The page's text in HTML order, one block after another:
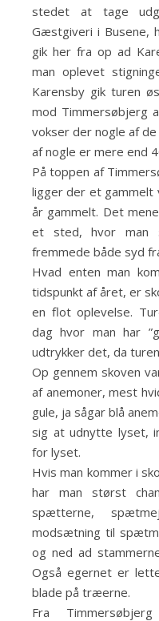
stedet at tage
Gæstgiveri i Busene,
gik her fra op ad
man oplevet
Karensby gik turen
mod Timmersøbjerg
vokser der nogle af
af nogle er mere end
På toppen af
ligger der et gammelt
år gammelt. Det
et sted, hvor man
fremmede både syd
Hvad enten man
tidspunkt af året, er
en flot oplevelse.
dag hvor man har
udtrykker det, da
Op gennem skoven
af anemoner, mest
gule, ja sågar blå
sig at udnytte lyset,
for lyset.
Hvis man kommer i
har man størst
spætterne,
modsætning til
og ned ad
Også egernet er
blade på træerne.
Fra